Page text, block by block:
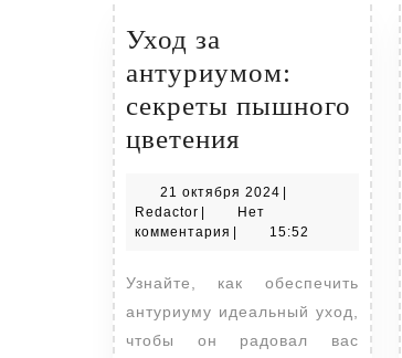
Уход за
антуриумом:
секреты пышного
цветения
антуриумом:
секреты
пышного
цветения
21 октября 2024 21
2024
|
Redactor Redactor
|
Нет
комментария | 15:52
Узнайте, как обеспечить
антуриуму идеальный уход,
чтобы он радовал вас